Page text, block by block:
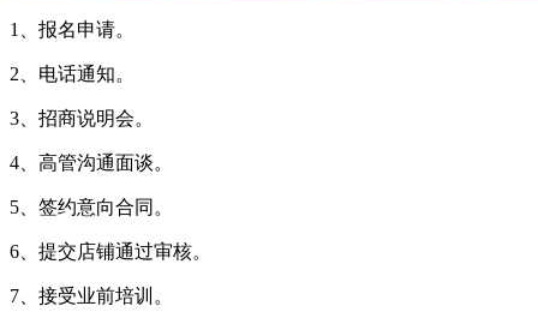
1、报名申请。
2、电话通知。
3、招商说明会。
4、高管沟通面谈。
5、签约意向合同。
6、提交店铺通过审核。
7、接受业前培训。